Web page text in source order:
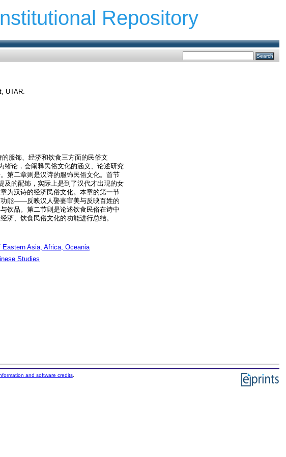
Repository
UTAR.
的服饰、经济和饮食三方面的民俗文
绪论，会阐释民俗文化的涵义、论述研究
第二章则是汉诗的服饰民俗文化。首节
及的配饰，实际上是到了汉代才出现的女
为汉诗的经济民俗文化。本章的第一节
功能——反映汉人娶妻审美与反映百姓的
饮品。第二节则是论述饮食民俗在诗中
、饮食民俗文化的功能进行总结。
Eastern Asia, Africa, Oceania
Studies
and software credits.